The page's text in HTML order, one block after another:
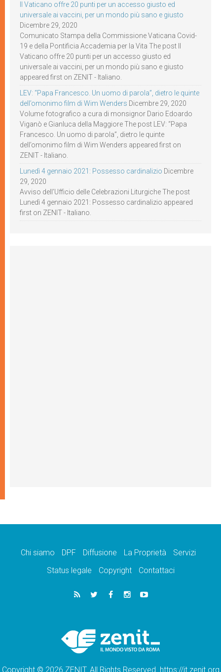
Il Vaticano offre 20 punti per un accesso giusto ed
universale ai vaccini, per un mondo più sano e giusto
Dicembre 29, 2020
Comunicato Stampa della Commissione Vaticana Covid-
19 e della Pontificia Accademia per la Vita The post Il
Vaticano offre 20 punti per un accesso giusto ed
universale ai vaccini, per un mondo più sano e giusto
appeared first on ZENIT - Italiano.
LEV: “Papa Francesco. Un uomo di parola”, dietro le quinte
dell’omonimo film di Wim Wenders Dicembre 29, 2020
Volume fotografico a cura di monsignor Dario Edoardo
Viganò e Gianluca della Maggiore The post LEV: “Papa
Francesco. Un uomo di parola”, dietro le quinte
dell’omonimo film di Wim Wenders appeared first on
ZENIT - Italiano.
Lunedì 4 gennaio 2021: Possesso cardinalizio Dicembre
29, 2020
Avviso dell’Ufficio delle Celebrazioni Liturgiche The post
Lunedì 4 gennaio 2021: Possesso cardinalizio appeared
first on ZENIT - Italiano.
Chi siamo DPF Diffusione La Proprietà
Servizi
Status legale
Copyright Contattaci
Copyright © 2026 ZENIT. All Rights Reserved. https://it.zenit.org